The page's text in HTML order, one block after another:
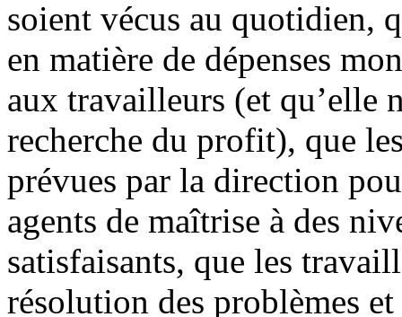
soient vécus au quotidien,
en matière de dépenses
aux travailleurs (et qu’elle
recherche du profit), que
prévues par la direction
agents de maîtrise à des
satisfaisants, que les
résolution des problèmes